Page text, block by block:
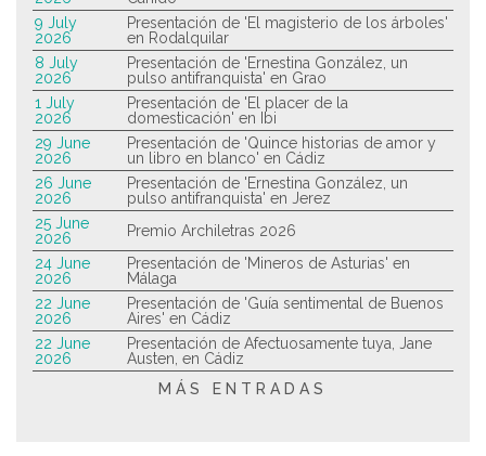
9 July
2026
Presentación de 'El magisterio de los árboles'
en Rodalquilar
8 July
2026
Presentación de 'Ernestina González, un
pulso antifranquista' en Grao
1 July
2026
Presentación de 'El placer de la
domesticación' en Ibi
29 June
2026
Presentación de 'Quince historias de amor y
un libro en blanco' en Cádiz
26 June
2026
Presentación de 'Ernestina González, un
pulso antifranquista' en Jerez
25 June
2026
Premio Archiletras 2026
24 June
2026
Presentación de 'Mineros de Asturias' en
Málaga
22 June
2026
Presentación de 'Guía sentimental de Buenos
Aires' en Cádiz
22 June
2026
Presentación de Afectuosamente tuya, Jane
Austen, en Cádiz
MÁS ENTRADAS